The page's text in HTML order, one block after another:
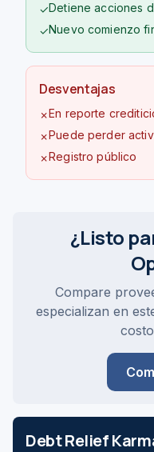
✓Detiene acciones
✓Nuevo comienzo
Desventajas
✗En reporte
✗Puede perder
✗Registro público
¿Listo
Compare
especializan en
Debt Relief